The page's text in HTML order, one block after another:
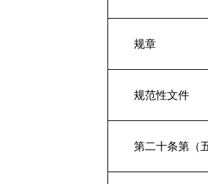
规章
规范性文件
第二十条第（